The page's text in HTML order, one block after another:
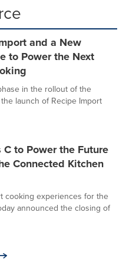
and a New
to Power the Next
in the rollout of the
launch of Recipe Import
to Power the Future
Connected Kitchen
cooking experiences for the
announced the closing of